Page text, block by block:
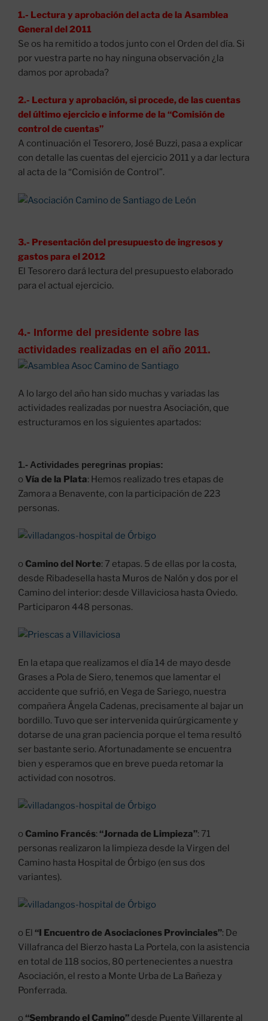
1.- Lectura y aprobación del acta de la Asamblea
General del 2011
Se os ha remitido a todos junto con el Orden del día. Si
por vuestra parte no hay ninguna observación ¿la
damos por aprobada?
2.- Lectura y aprobación, si procede, de las cuentas
del último ejercicio e informe de la “Comisión de
control de cuentas”
A continuación el Tesorero, José Buzzi, pasa a explicar
con detalle las cuentas del ejercicio 2011 y a dar lectura
al acta de la “Comisión de Control”.
3.- Presentación del presupuesto de ingresos y
gastos para el 2012
El Tesorero dará lectura del presupuesto elaborado
para el actual ejercicio.
4.- Informe del presidente sobre las
actividades realizadas en el año 2011.
A lo largo del año han sido muchas y variadas las
actividades realizadas por nuestra Asociación, que
estructuramos en los siguientes apartados:
1.- Actividades peregrinas propias:
o Vía de la Plata: Hemos realizado tres etapas de
Zamora a Benavente, con la participación de 223
personas.
o Camino del Norte: 7 etapas. 5 de ellas por la costa,
desde Ribadesella hasta Muros de Nalón y dos por el
Camino del interior: desde Villaviciosa hasta Oviedo.
Participaron 448 personas.
En la etapa que realizamos el día 14 de mayo desde
Grases a Pola de Siero, tenemos que lamentar el
accidente que sufrió, en Vega de Sariego, nuestra
compañera Ángela Cadenas, precisamente al bajar un
bordillo. Tuvo que ser intervenida quirúrgicamente y
dotarse de una gran paciencia porque el tema resultó
ser bastante serio. Afortunadamente se encuentra
bien y esperamos que en breve pueda retomar la
actividad con nosotros.
o Camino Francés: “Jornada de Limpieza”: 71
personas realizaron la limpieza desde la Virgen del
Camino hasta Hospital de Órbigo (en sus dos
variantes).
o El “I Encuentro de Asociaciones Provinciales”: De
Villafranca del Bierzo hasta La Portela, con la asistencia
en total de 118 socios, 80 pertenecientes a nuestra
Asociación, el resto a Monte Urba de La Bañeza y
Ponferrada.
o “Sembrando el Camino” desde Puente Villarente al